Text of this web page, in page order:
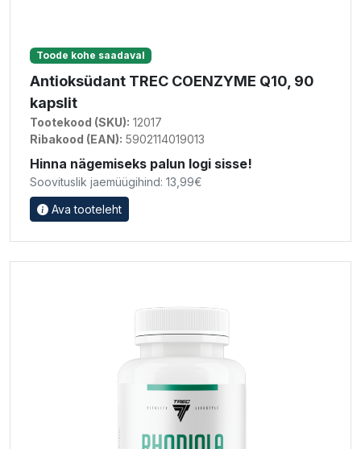
Toode kohe saadaval
Antioksüdant TREC COENZYME Q10, 90
kapslit
Tootekood (SKU): 12017
Ribakood (EAN): 5902114019013
Hinna nägemiseks palun logi sisse!
Soovituslik jaemüügihind: 13,99€
Ava tooteleht